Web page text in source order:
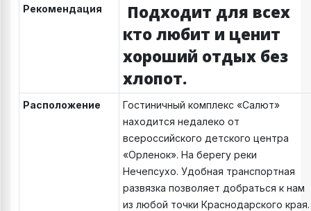
Рекомендация
Подходит для всех
кто любит и ценит
хороший отдых без
хлопот.
Расположение
Гостиничный комплекс «Салют»
находится недалеко от
всероссийского детского центра
«Орленок». На берегу реки
Нечепсухо. Удобная транспортная
развязка позволяет добраться к нам
из любой точки Краснодарского края.